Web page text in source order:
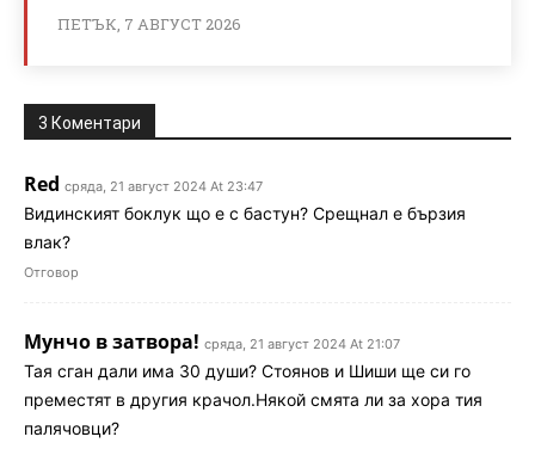
ПЕТЪК, 7 АВГУСТ 2026
3 Коментари
Red сряда, 21 август 2024 At 23:47
Видинският боклук що е с бастун? Срещнал е бързия
влак?
Отговор
Мунчо в затвора! сряда, 21 август 2024 At 21:07
Тая сган дали има 30 души? Стоянов и Шиши ще си го
преместят в другия крачол.Някой смята ли за хора тия
палячовци?